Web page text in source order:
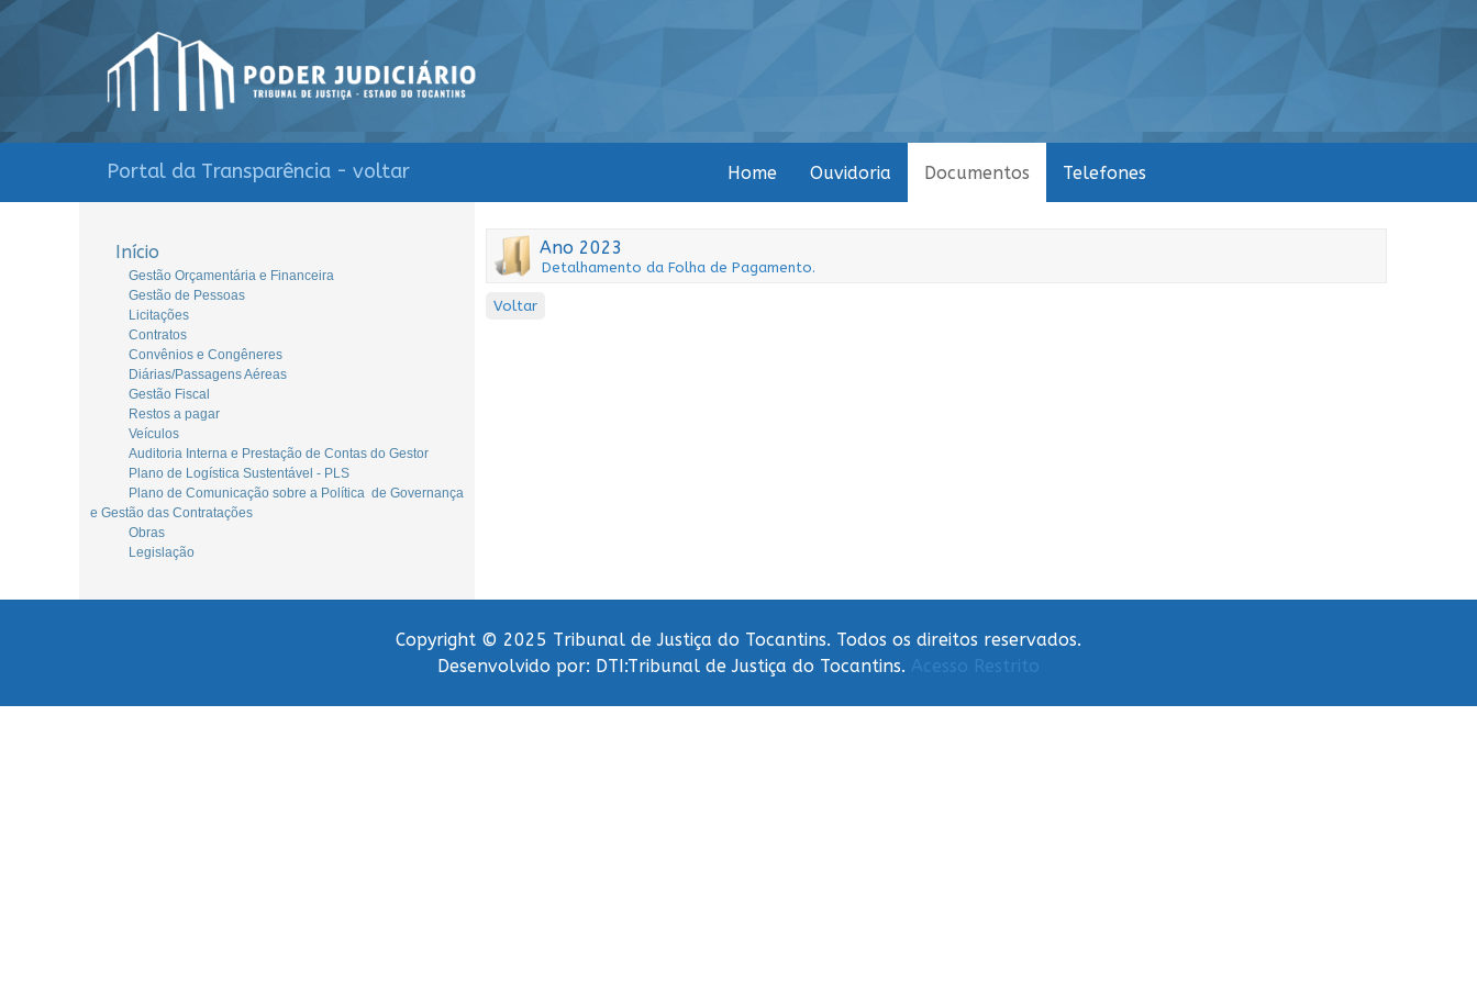
Portal da Transparência - voltar Home Ouvidoria Documentos Telefones
Início
Gestão Orçamentária e Financeira
Gestão de Pessoas
Licitações
Contratos
Convênios e Congêneres
Diárias/Passagens Aéreas
Gestão Fiscal
Restos a pagar
Veículos
Auditoria Interna e Prestação de Contas do Gestor
Plano de Logística Sustentável - PLS
Plano de Comunicação sobre a Política de Governança
e Gestão das Contratações
Obras
Legislação
Ano 2023
Detalhamento da Folha de Pagamento.
Voltar
Copyright © 2025 Tribunal de Justiça do Tocantins. Todos os direitos reservados.
Desenvolvido por: DTI:Tribunal de Justiça do Tocantins.